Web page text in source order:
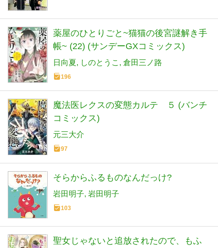
薬屋のひとりごと~猫猫の後宮謎解き手
帳~ (22) (サンデーGXコミックス)
日向夏 しのとうこ 倉田三ノ路
196
魔法医レクスの変態カルテ ５ (バンチ
コミックス)
元三大介
97
そらからふるものなんだっけ?
岩田明子 岩田明子
103
聖女じゃないと追放されたので、もふ